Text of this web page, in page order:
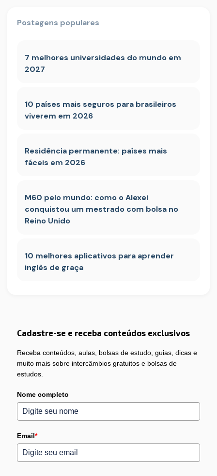
Postagens populares
7 melhores universidades do mundo em
2027
10 países mais seguros para brasileiros
viverem em 2026
Residência permanente: países mais
fáceis em 2026
M60 pelo mundo: como o Alexei
conquistou um mestrado com bolsa no
Reino Unido
10 melhores aplicativos para aprender
inglês de graça
Cadastre-se e receba conteúdos exclusivos
Receba conteúdos, aulas, bolsas de estudo, guias, dicas e
muito mais sobre intercâmbios gratuitos e bolsas de
estudos.
Nome completo
Email*